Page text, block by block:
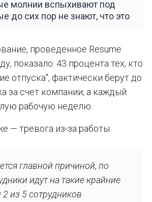
молнии вспыхивают под
до сих пор не знают, что это
проведенное Resume
показало: 43 процента тех, кто
отпуска", фактически берут до
за счет компании, а каждый
рабочую неделю.
— тревога из-за работы.
главной причиной, по
идут на такие крайние
из 5 сотрудников